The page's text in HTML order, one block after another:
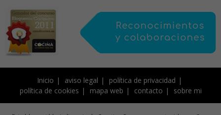
Inicio aviso legal
política de privacidad
política de cookies
mapa web contacto sobre mi